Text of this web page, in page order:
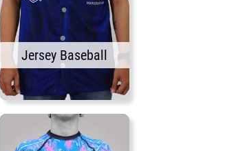
Jersey Baseball